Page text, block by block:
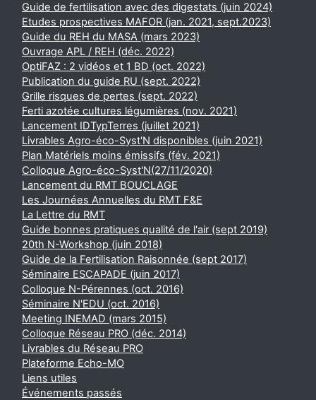
Guide de fertilisation avec des digestats (juin 2024)
Etudes prospectives MAFOR (jan. 2021, sept.2023)
Guide du REH du MASA (mars 2023)
Ouvrage APL / REH (déc. 2022)
OptiFAZ : 2 vidéos et 1 BD (oct. 2022)
Publication du guide RU (sept. 2022)
Grille risques de pertes (sept. 2022)
Ferti azotée cultures légumières (nov. 2021)
Lancement IDTypTerres (juillet 2021)
Livrables Agro-éco-Syst'N disponibles (juin 2021)
Plan Matériels moins émissifs (fév. 2021)
Colloque Agro-éco-Syst'N(27/11/2020)
Lancement du RMT BOUCLAGE
Les Journées Annuelles du RMT F&E
La Lettre du RMT
Guide bonnes pratiques qualité de l'air (sept 2019)
20th N-Workshop (juin 2018)
Guide de la Fertilisation Raisonnée (sept 2017)
Séminaire ESCAPADE (juin 2017)
Colloque N-Pérennes (oct. 2016)
Séminaire N'EDU (oct. 2016)
Meeting INEMAD (mars 2015)
Colloque Réseau PRO (déc. 2014)
Livrables du Réseau PRO
Plateforme Echo-MO
Liens utiles
Événements passés